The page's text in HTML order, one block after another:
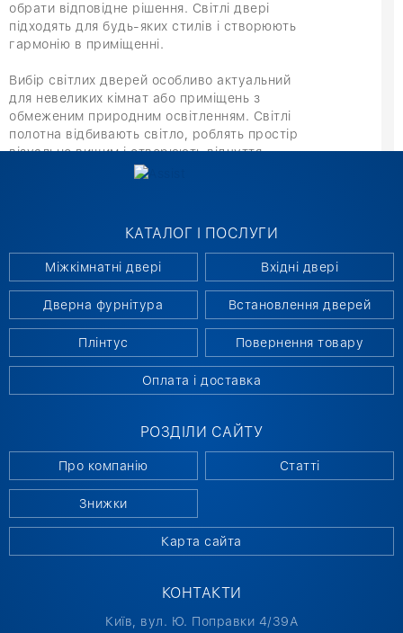
обрати відповідне рішення. Світлі двері
підходять для будь-яких стилів і створюють
гармонію в приміщенні.
Вибір світлих дверей особливо актуальний
для невеликих кімнат або приміщень з
обмеженим природним освітленням. Світлі
полотна відбивають світло, роблять простір
візуально вищим і створюють відчуття
свіжості. Навіть у поєднанні з темними
формувати єдиний стиль дому.
СВІТЛІ ДВЕРІ – ЦІНА ЗАЛЕЖИТЬ ВІД
ПЕРЕВАГ
Міжкімнатні світлі двері мають низку
переваг, які роблять їх популярними:
створюють відчуття чистоти та свіжості;
підходять для приміщень різного
призначення.
У каталозі компанії Ассист можна знайти
світлий горіх. Ці моделі гармонійно
КАТАЛОГ І ПОСЛУГИ
Міжкімнатні двері Вхідні двері
Дверна фурнітура Встановлення дверей
Плінтус Повернення товару
Оплата і доставка
РОЗДІЛИ САЙТУ
Про компанію Статті
Знижки
Карта сайта
КОНТАКТИ
Київ, вул. Ю. Поправки 4/39А